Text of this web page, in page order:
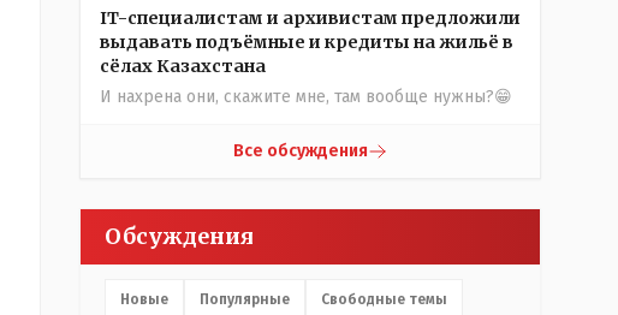
именно АРХИВАРИУСАМ - понятие не имею-
допустим все мои архивы по работе и по семейной
жизни - помещаются в одну дешёвую китайскую
флешку купленную на оптушке на Складской за 1
000 тенге. Впрочем, не надо гадать: - это замутили
гос.бюджету- наверняка они знают что делают.
IT-специалистам и архивистам предложили
выдавать подъёмные и кредиты на жильё в
сёлах Казахстана
И нахрена они, скажите мне, там вообще нужны?😁
Все обсуждения
Обсуждения
Новые Популярные Свободные темы